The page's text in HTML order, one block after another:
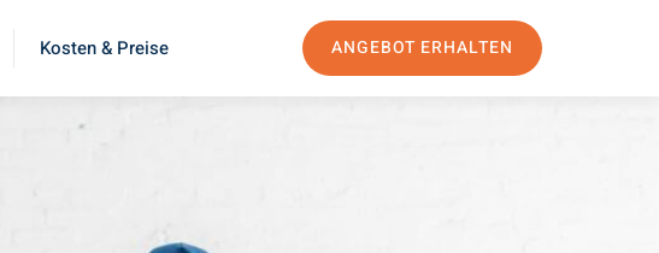
Kosten & Preise ANGEBOT ERHALTEN